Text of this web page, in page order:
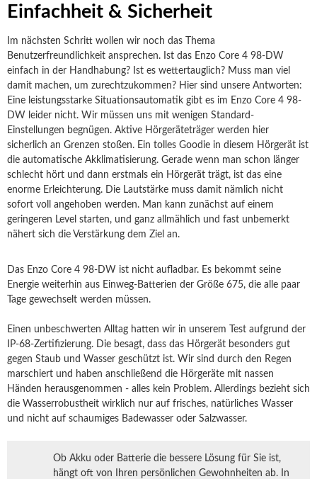
Einfachheit & Sicherheit
Im nächsten Schritt wollen wir noch das Thema
Benutzerfreundlichkeit ansprechen. Ist das Enzo Core 4 98-DW
einfach in der Handhabung? Ist es wettertauglich? Muss man viel
damit machen, um zurechtzukommen? Hier sind unsere Antworten:
Eine leistungsstarke Situationsautomatik gibt es im Enzo Core 4 98-
DW leider nicht. Wir müssen uns mit wenigen Standard-
Einstellungen begnügen. Aktive Hörgeräteträger werden hier
sicherlich an Grenzen stoßen. Ein tolles Goodie in diesem Hörgerät ist
die automatische Akklimatisierung. Gerade wenn man schon länger
schlecht hört und dann erstmals ein Hörgerät trägt, ist das eine
enorme Erleichterung. Die Lautstärke muss damit nämlich nicht
sofort voll angehoben werden. Man kann zunächst auf einem
geringeren Level starten, und ganz allmählich und fast unbemerkt
nähert sich die Verstärkung dem Ziel an.
Das Enzo Core 4 98-DW ist nicht aufladbar. Es bekommt seine
Energie weiterhin aus Einweg-Batterien der Größe 675, die alle paar
Tage gewechselt werden müssen.
Einen unbeschwerten Alltag hatten wir in unserem Test aufgrund der
IP-68-Zertifizierung. Die besagt, dass das Hörgerät besonders gut
gegen Staub und Wasser geschützt ist. Wir sind durch den Regen
marschiert und haben anschließend die Hörgeräte mit nassen
Händen herausgenommen - alles kein Problem. Allerdings bezieht sich
die Wasserrobustheit wirklich nur auf frisches, natürliches Wasser
und nicht auf schaumiges Badewasser oder Salzwasser.
Ob Akku oder Batterie die bessere Lösung für Sie ist,
hängt oft von Ihren persönlichen Gewohnheiten ab. In